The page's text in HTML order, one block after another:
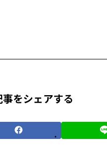
事をシェアする